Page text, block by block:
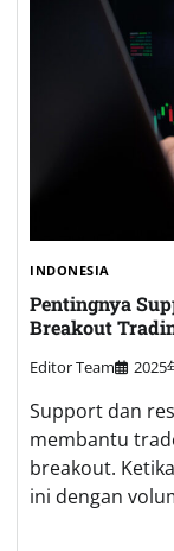
INDONESIA
Pentingnya
Breakout
Editor Team 2025
Support dan
membantu
breakout.
ini dengan